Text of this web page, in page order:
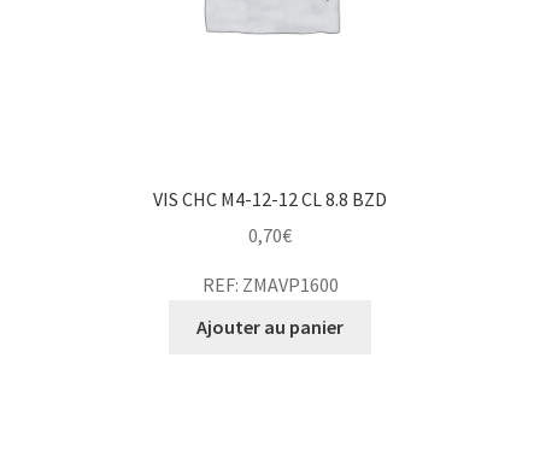
VIS CHC M4-12-12 CL 8.8 BZD
0,70€
REF: ZMAVP1600
Ajouter au panier